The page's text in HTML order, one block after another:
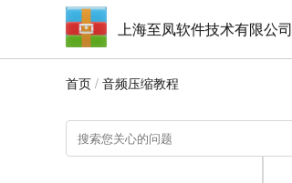
上海至凤软件技术有限公司
首页 / 音频压缩教程